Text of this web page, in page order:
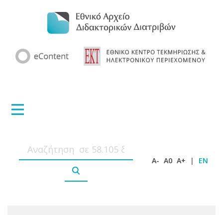
A- A0 A+ | EN